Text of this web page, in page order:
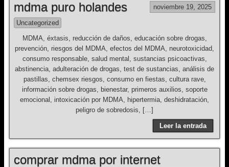
mdma puro holandes
noviembre 19, 2025
Uncategorized
MDMA, éxtasis, reducción de daños, educación sobre drogas,
prevención, riesgos del MDMA, efectos del MDMA, neurotoxicidad,
consumo responsable, salud mental, sustancias psicoactivas,
abstinencia, adulteración de drogas, test de sustancias, análisis de
pastillas, chemsex riesgos, consumo en fiestas, cultura rave,
información sobre drogas, bienestar, primeros auxilios, soporte
emocional, intoxicación por MDMA, hipertermia, deshidratación,
peligro de sobredosis, […]
Leer la entrada
comprar mdma por internet